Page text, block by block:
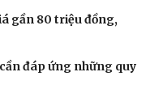
giống tâm hồn
gần 80 triệu đồng,
đáp ứng những quy